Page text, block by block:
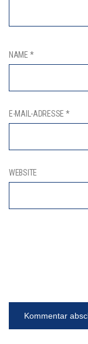
NAME *
E-MAIL-ADRESSE *
WEBSITE